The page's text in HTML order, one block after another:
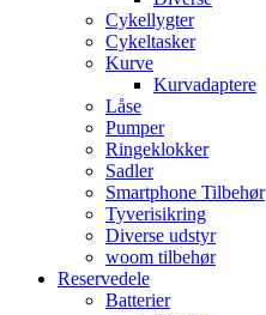
Cykellygter
Cykeltasker
Kurve
Kurvadaptere
Låse
Pumper
Ringeklokker
Sadler
Smartphone Tilbehør
Tyverisikring
Diverse udstyr
woom tilbehør
Reservedele
Batterier